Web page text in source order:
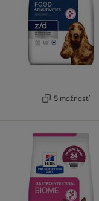
5 možností